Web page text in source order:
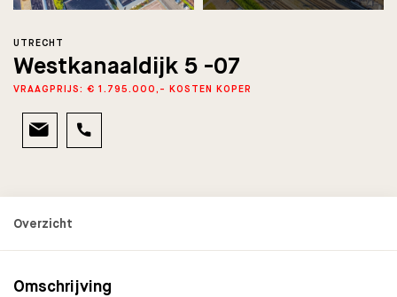
Westkanaaldijk 5 -07
UTRECHT
VRAAGPRIJS: € 1.795.000,- KOSTEN KOPER
Omschrijving